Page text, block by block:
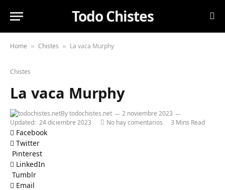
Todo Chistes
Home » Chistes » La vaca Murphy
Chistes
La vaca Murphy
Bytodochistes.net
2 noviembre 2023
Updated: 24 diciembre 2023 No hay comentarios 3 Mins Read
Facebook
Twitter
Pinterest
LinkedIn
Tumblr
Email